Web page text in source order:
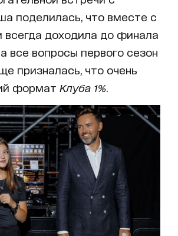
поделилась, что вместе с
всегда доходила до финала
все вопросы первого сезон
призналась, что очень
формат Клуба 1%